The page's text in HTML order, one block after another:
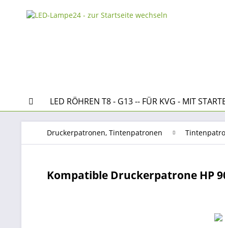
LED RÖHREN T8 - G13 -- FÜR KVG - MIT
Druckerpatronen, Tintenpatronen
Kompatible Druckerpatrone HP